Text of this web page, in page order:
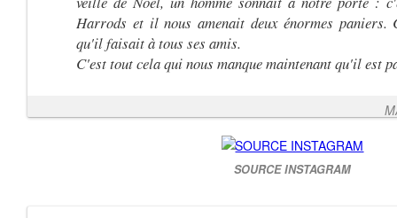
Harrods et il nous amenait deux énormes paniers.
qu'il faisait à tous ses amis.
C'est tout cela qui nous manque maintenant qu'il est
SOURCE INSTAGRAM